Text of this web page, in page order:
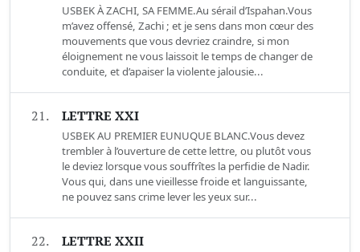
USBEK À ZACHI, SA FEMME.Au sérail d’Ispahan.Vous
m’avez offensé, Zachi ; et je sens dans mon cœur des
mouvements que vous devriez craindre, si mon
éloignement ne vous laissoit le temps de changer de
conduite, et d’apaiser la violente jalousie...
21. LETTRE XXI
USBEK AU PREMIER EUNUQUE BLANC.Vous devez
trembler à l’ouverture de cette lettre, ou plutôt vous
le deviez lorsque vous souffrîtes la perfidie de Nadir.
Vous qui, dans une vieillesse froide et languissante,
ne pouvez sans crime lever les yeux sur...
22. LETTRE XXII